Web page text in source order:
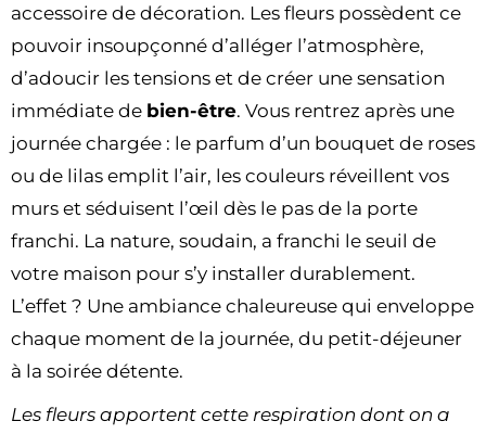
accessoire de décoration. Les fleurs possèdent ce
pouvoir insoupçonné d’alléger l’atmosphère,
d’adoucir les tensions et de créer une sensation
immédiate de bien-être. Vous rentrez après une
journée chargée : le parfum d’un bouquet de roses
ou de lilas emplit l’air, les couleurs réveillent vos
murs et séduisent l’œil dès le pas de la porte
franchi. La nature, soudain, a franchi le seuil de
votre maison pour s’y installer durablement.
L’effet ? Une ambiance chaleureuse qui enveloppe
chaque moment de la journée, du petit-déjeuner
à la soirée détente.
Les fleurs apportent cette respiration dont on a